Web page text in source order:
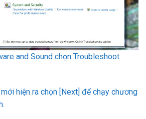
and Sound chọn Troubleshoot
hiện ra chọn [Next] để chạy chương